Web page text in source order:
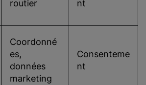
routier nt
Coordonné
es,
données
marketing
Consenteme
nt